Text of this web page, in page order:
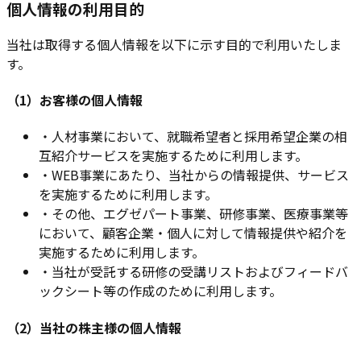
個人情報の利用目的
当社は取得する個人情報を以下に示す目的で利用いたしま
す。
（1）お客様の個人情報
・ 人材事業において、就職希望者と採用希望企業の相
互紹介サービスを実施するために利用します。
・ WEB事業にあたり、当社からの情報提供、サービス
を実施するために利用します。
・ その他、エグゼパート事業、研修事業、医療事業等
において、顧客企業・個人に対して情報提供や紹介を
実施するために利用します。
・ 当社が受託する研修の受講リストおよびフィードバ
ックシート等の作成のために利用します。
（2）当社の株主様の個人情報